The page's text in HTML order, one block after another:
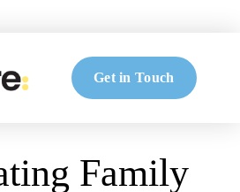
Get in Touch
Family